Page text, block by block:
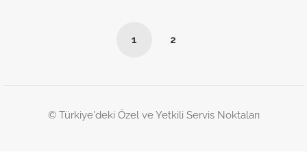
1 2
© Türkiye'deki Özel ve Yetkili Servis Noktaları